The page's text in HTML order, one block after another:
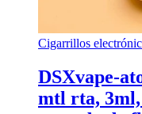
Cigarrillos
DSXvape-
mtl rta, 3ml,